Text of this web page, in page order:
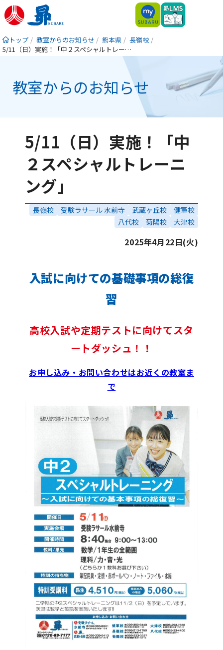
トップ 教室からのお知らせ 熊本県
長嶺校
5/11（日）実施！「中２スペシャルトレーニング」
教室からのお知らせ
5/11（日）実施！「中
２スペシャルトレーニ
ング」
長嶺校 受験ラサール 水前寺 武蔵ヶ丘校
健軍校
八代校
菊陽校 大津校
2025年4月22日(火)
入試に向けての基礎事項の総復
習
高校入試や定期テストに向けてスタ
ートダッシュ！！
お申し込み・お問い合わせはお近くの教室ま
で